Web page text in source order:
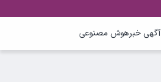
آگهی خبرهوش مصنوعی